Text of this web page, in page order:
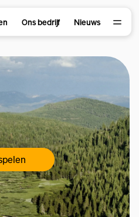
Ons bedrijf Nieuws